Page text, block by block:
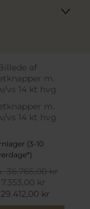
m.
vs 14 kt hvg
(3-10
36.765,00 kr
kr
29.412,00 kr